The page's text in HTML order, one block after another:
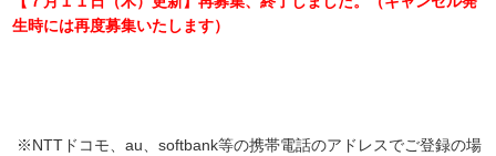
生時には再度募集いたします）
※NTTドコモ、au、softbank等の携帯電話のアドレスでご登録の場